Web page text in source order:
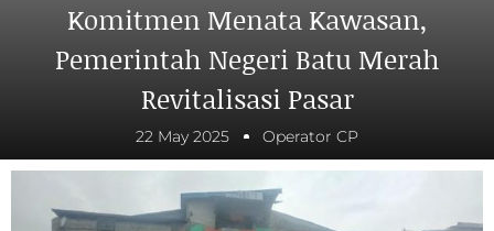
Komitmen Menata Kawasan,
Pemerintah Negeri Batu Merah
Revitalisasi Pasar
22 May 2025 Operator CP